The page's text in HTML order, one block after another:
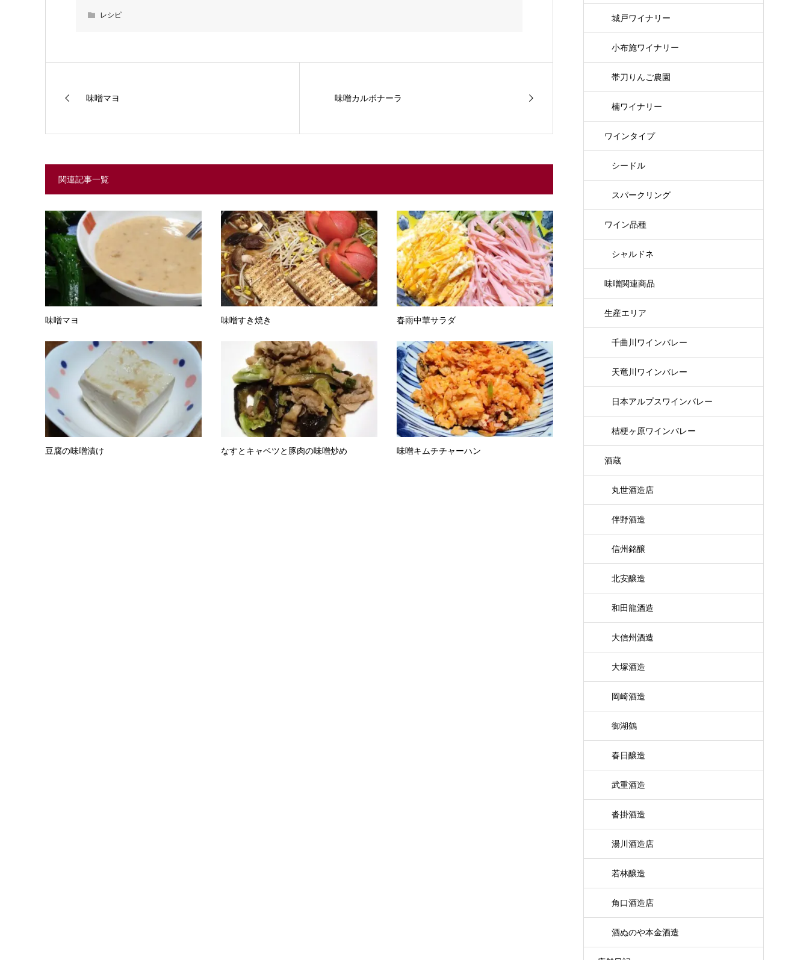
レシピ
味噌マヨ 味噌カルボナーラ
関連記事一覧
味噌マヨ 味噌すき焼き 春雨中華サラダ
豆腐の味噌漬け なすとキャベツと豚肉の味噌炒め 味噌キムチチャーハン
城戸ワイナリー
小布施ワイナリー
帯刀りんご農園
楠ワイナリー
ワインタイプ
シードル
スパークリング
ワイン品種
シャルドネ
味噌関連商品
生産エリア
千曲川ワインバレー
天竜川ワインバレー
日本アルプスワインバレー
桔梗ヶ原ワインバレー
酒蔵
丸世酒造店
伴野酒造
信州銘醸
北安醸造
和田龍酒造
大信州酒造
大塚酒造
岡崎酒造
御湖鶴
春日醸造
武重酒造
沓掛酒造
湯川酒造店
若林醸造
角口酒造店
酒ぬのや本金酒造